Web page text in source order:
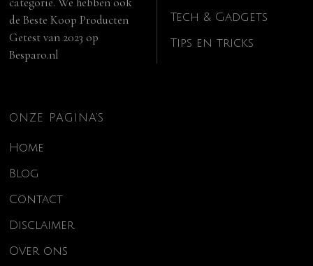
deBeste Koop Producten
Getest van 2023 op
Besparo.nl
Tech & Gadgets
Tips en tricks
ONZE PAGINA’S
Home
Blog
Contact
Disclaimer
Over ons